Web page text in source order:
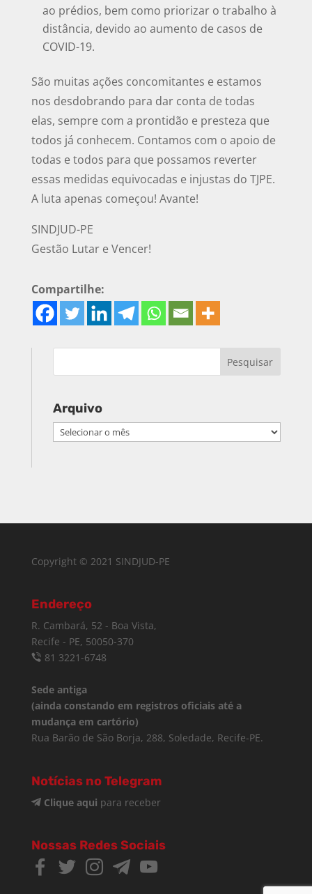
ao prédios, bem como priorizar o trabalho à
distância, devido ao aumento de casos de
COVID-19.
São muitas ações concomitantes e estamos
nos desdobrando para dar conta de todas
elas, sempre com a prontidão e presteza que
todos já conhecem. Contamos com o apoio de
todas e todos para que possamos reverter
essas medidas equivocadas e injustas do TJPE.
A luta apenas começou! Avante!
SINDJUD-PE
Gestão Lutar e Vencer!
Compartilhe:
Arquivo
Arquivo
Copyright © 2021 SINDJUD-PE
Endereço
R. Cambará, 52 - Boa Vista,
Recife - PE, 50050-370
81 3221-6748
Sede antiga
(ainda constando em registros oficiais até a
mudança em cartório)
Rua Barão de São Borja, 288, Soledade, Recife-PE.
Notícias no Telegram
Clique aqui para receber
Nossas Redes Sociais